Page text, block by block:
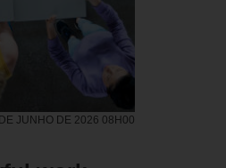
JUNHO DE 2026 08H00